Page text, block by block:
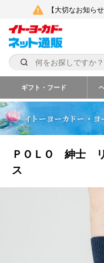
【大切なお知ら
ギフト・フード
ＰＯＬＯ 紳士
ス